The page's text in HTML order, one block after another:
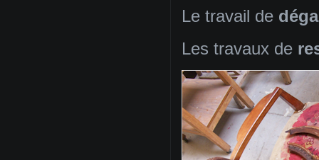
Le travail de
Les travaux de